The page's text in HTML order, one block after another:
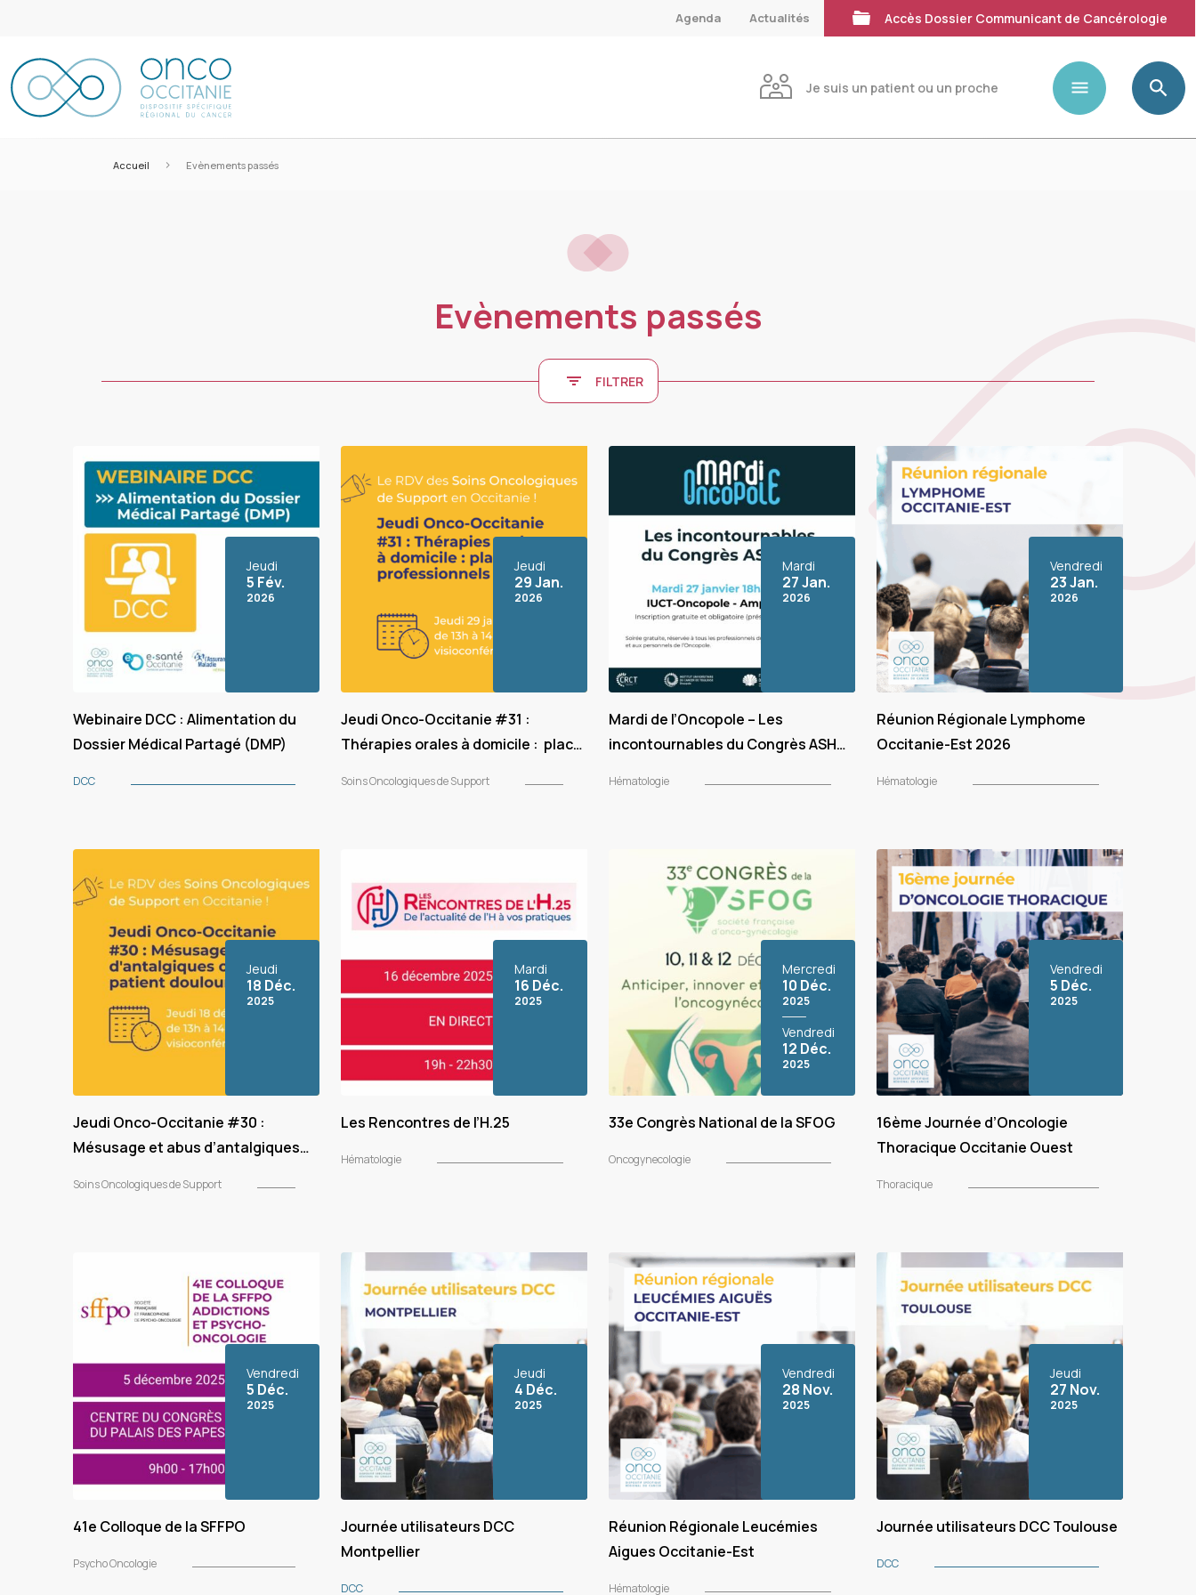
Agenda Actualités Accès Dossier Communicant de Cancérologie
Je suis un patient ou un proche
Accueil > Evènements passés
Evènements passés
FILTRER
Jeudi
5 Fév.
2026
Webinaire DCC : Alimentation du
Dossier Médical Partagé (DMP)
DCC
Jeudi
29 Jan.
2026
Jeudi Onco-Occitanie #31 :
Thérapies orales à domicile : place
Soins Oncologiques de Support
Mardi
27 Jan.
2026
Mardi de l’Oncopole – Les
incontournables du Congrès ASH
Hématologie
Vendredi
23 Jan.
2026
Réunion Régionale Lymphome
Occitanie-Est 2026
Hématologie
Jeudi
18 Déc.
2025
Jeudi Onco-Occitanie #30 :
Mésusage et abus d’antalgiques
Soins Oncologiques de Support
Mardi
16 Déc.
2025
Les Rencontres de l’H.25
Hématologie
Mercredi
10 Déc.
2025
Vendredi
12 Déc.
2025
33e Congrès National de la SFOG
Oncogynecologie
Vendredi
5 Déc.
2025
16ème Journée d’Oncologie
Thoracique Occitanie Ouest
Thoracique
Vendredi
5 Déc.
2025
41e Colloque de la SFFPO
Psycho Oncologie
Jeudi
4 Déc.
2025
Journée utilisateurs DCC
Montpellier
DCC
Vendredi
28 Nov.
2025
Réunion Régionale Leucémies
Aigues Occitanie-Est
Hématologie
Jeudi
27 Nov.
2025
Journée utilisateurs DCC Toulouse
DCC